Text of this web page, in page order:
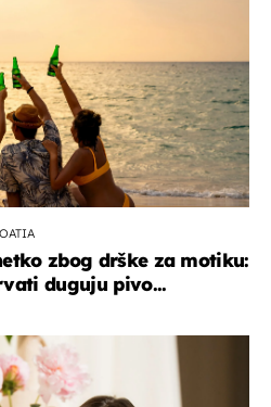
zbog drške za motiku:
duguju pivo...